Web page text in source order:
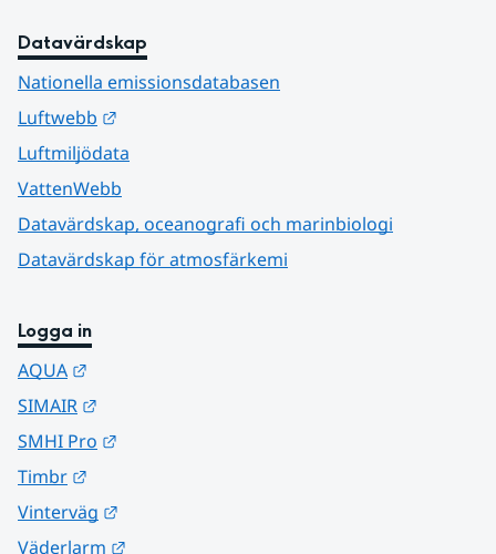
Datavärdskap
Nationella emissionsdatabasen
Luftwebb
Luftmiljödata
VattenWebb
Datavärdskap, oceanografi och marinbiologi
Datavärdskap för atmosfärkemi
Logga in
AQUA
SIMAIR
SMHI Pro
Timbr
Vinterväg
Väderlarm